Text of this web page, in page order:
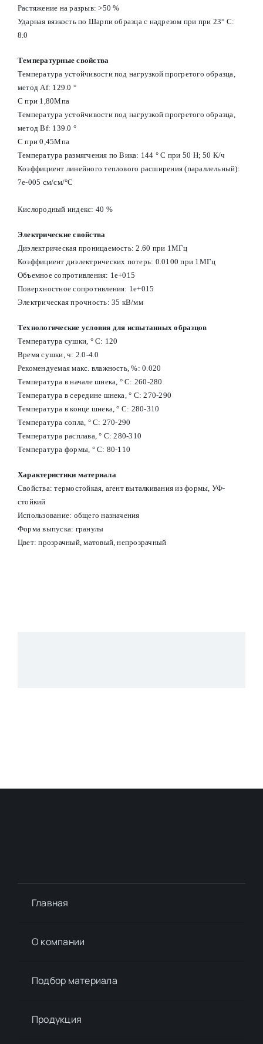
Растяжение на разрыв: >50 %
Ударная вязкость по Шарпи образца с надрезом при при 23° С:
8.0
Температурные свойства
Температура устойчивости под нагрузкой прогретого образца,
метод Af: 129.0 °
С при 1,80Мпа
Температура устойчивости под нагрузкой прогретого образца,
метод Вf: 139.0 °
С при 0,45Мпа
Температура размягчения по Вика: 144 ° С при 50 Н; 50 К/ч
Коэффициент линейного теплового расширения (параллельный):
7e-005 см/см/°С
Кислородный индекс: 40 %
Электрические свойства
Диэлектрическая проницаемость: 2.60 при 1МГц
Коэффициент диэлектрических потерь: 0.0100 при 1МГц
Объемное сопротивления: 1e+015
Поверхностное сопротивления: 1e+015
Электрическая прочность: 35 кВ/мм
Технологические условия для испытанных образцов
Температура сушки, ° С: 120
Время сушки, ч: 2.0-4.0
Рекомендуемая макс. влажность, %: 0.020
Температура в начале шнека, ° С: 260-280
Температура в середине шнека, ° С: 270-290
Температура в конце шнека, ° С: 280-310
Температура сопла, ° С: 270-290
Температура расплава, ° С: 280-310
Температура формы, ° С: 80-110
Характеристики материала
Свойства: термостойкая, агент выталкивания из формы, УФ-
стойкий
Использование: общего назначения
Форма выпуска: гранулы
Цвет: прозрачный, матовый, непрозрачный
Главная
О компании
Подбор материалa
Продукция